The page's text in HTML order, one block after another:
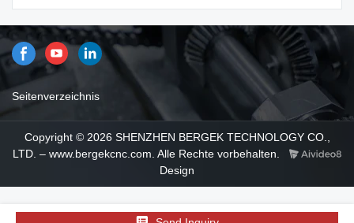
Seitenverzeichnis
Copyright © 2026 SHENZHEN BERGEK TECHNOLOGY CO.,
LTD. – www.bergekcnc.com. Alle Rechte vorbehalten.
Design